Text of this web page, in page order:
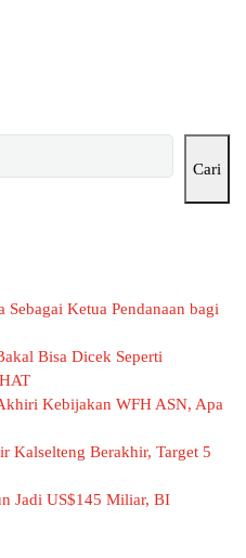
Cari
Ketua Pendanaan bagi
Bisa Dicek Seperti
Kebijakan WFH ASN, Apa
Kalselteng Berakhir, Target 5
Jadi US$145 Miliar, BI